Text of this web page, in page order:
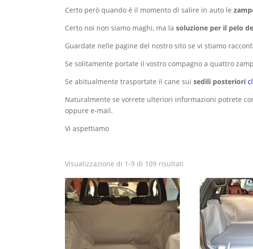
Certo però quando è il momento di salire in auto le
Certo noi non siamo maghi, ma lasoluzione per il pelo
Guardate nelle pagine del nostro sito se vi stiamo
Se solitamente portate il vostro compagno a quattro
Se abitualmente trasportate il cane suisedili posteriori
Naturalmente se vorrete ulteriori informazioni potrete
oppure e-mail.
Vi aspettiamo
Visualizzazione di 1-9 di 109 risultati